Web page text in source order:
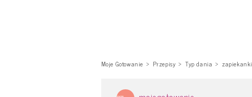
Moje Gotowanie Przepisy Typ dania zapiekanki